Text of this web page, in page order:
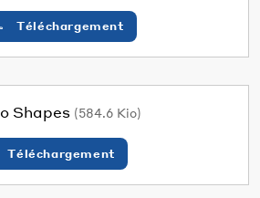
Téléchargement
Shapes (584.6 Kio)
Téléchargement